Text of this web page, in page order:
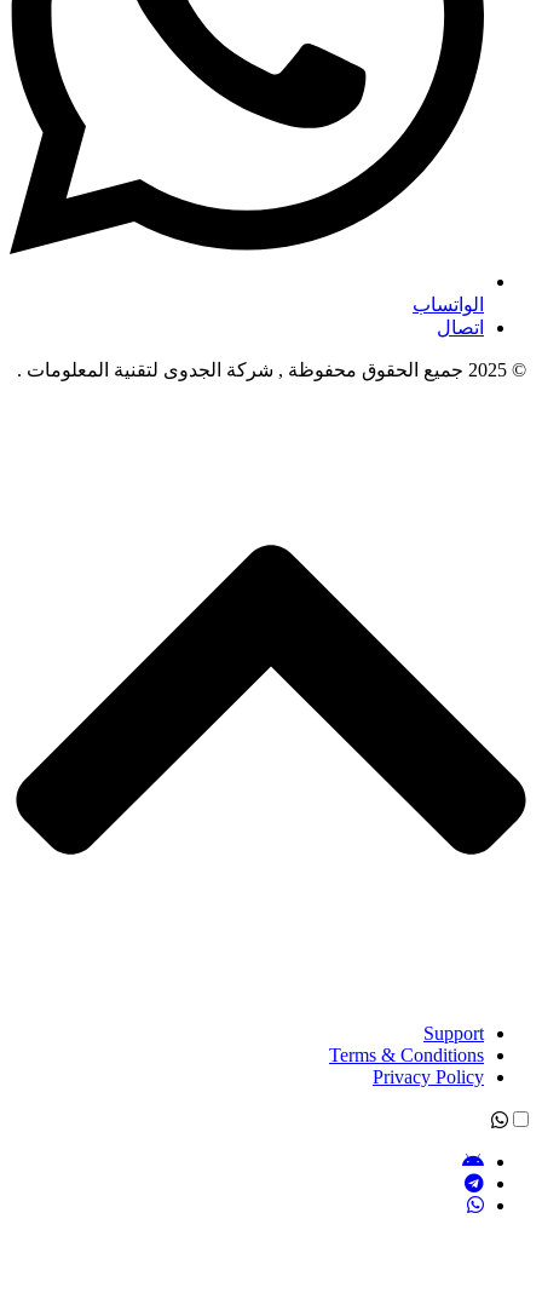
الواتساب
اتصال
© 2025 جميع الحقوق محفوظة , شركة الجدوى لتقنية المعلومات .
Support
Terms & Conditions
Privacy Policy